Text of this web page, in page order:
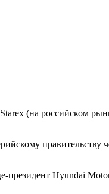
(на российском
правительству
президент Hyundai